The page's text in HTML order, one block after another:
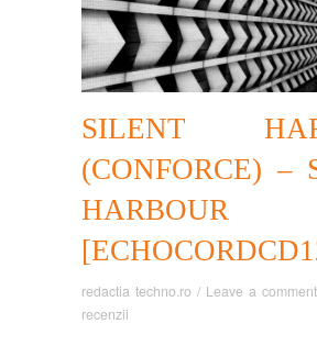
SILENT
(CONFORCE) –
HARBOUR
redactia techno.ro / Leave a comment
recenzii